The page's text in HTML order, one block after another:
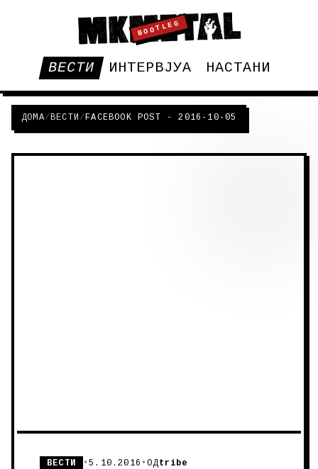
BOOTLEG
ВЕСТИ ИНТЕРВЈУА НАСТАНИ
ДОМА/ВЕСТИ /FACEBOOK POST - 2016-10-05
ВЕСТИ •5.10.2016 •ОДtribe